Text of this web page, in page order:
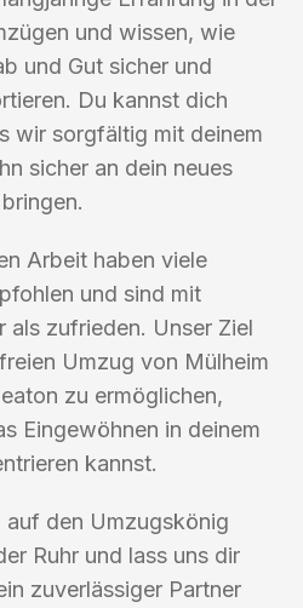
und wissen, wie
und Gut sicher und
Du kannst dich
wir sorgfältig mit deinem
sicher an dein neues
Arbeit haben viele
und sind mit
als zufrieden. Unser Ziel
Umzug von Mülheim
zu ermöglichen,
Eingewöhnen in deinem
kannst.
auf den Umzugskönig
Ruhr und lass uns dir
zuverlässiger Partner